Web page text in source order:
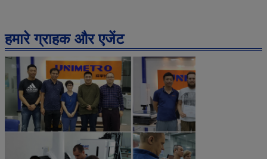
हमारे ग्राहक और एजेंट